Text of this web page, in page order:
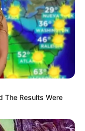
The Results Were